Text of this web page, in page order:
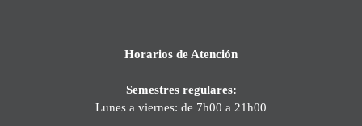
Horarios de Atención
Semestres regulares:
Lunes a viernes: de 7h00 a 21h00